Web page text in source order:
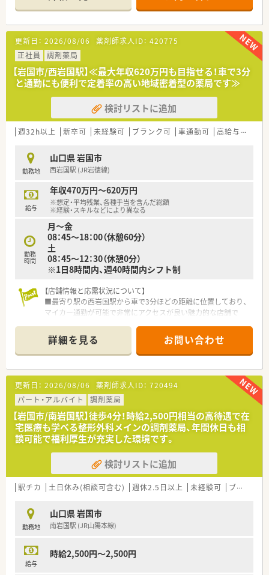
に深く貢献できる環境です。
【法人特徴について】
■岩国市内に2店舗を展開し、地域のかかりつけ薬局として住民
の健康を支えています。
■24時間の電話対応や麻薬処方の応需など、地域の医療ニーズ
に幅広く応える体制を整えています。
■門前だけでなく広域処方にも対応できるよう、豊富な品目数の
医薬品を取り揃えています。
更新日： 2026/08/06 薬剤師求人ID： 420775
正社員
調剤薬局
【岩国市/西岩国駅】≪最大年収620万円も目指せる！車で3分
と通勤にも便利で定着率の高い地域密着型の薬局です≫
検討リストに追加
週32h以上 新卒可 未経験可 ブランク可 車通勤可 高給与(600万円以上)
勤務地
山口県 岩国市
西岩国駅 (JR岩徳線)
給与
年収470万円～620万円
※想定・平均残業、各種手当を含んだ総額
※経験・スキルなどにより異なる
勤務
時間
月～金
08：45～18：00（休憩60分）
土
08：45～12：30（休憩0分）
※1日8時間内、週40時間内シフト制
【店舗情報と応需状況について】
■最寄り駅の西岩国駅から車で3分ほどの距離に位置しており、
マイカー通勤が可能で非常にアクセスが良い魅力的な店舗で
■近隣の病院から内科や外科、整形外科の処方箋をメインに応需
しており、地域に根付いた昔ながらの親しみやすい薬局となりま
す。
■1日の処方箋枚数は約50枚から60枚程度となっており、落ち着
いた環境で一人ひとりの患者様とじっくり向き合うことができ
ます。
【募集背景と求める人物像について】
■今回は店舗の体制をさらに強化し、地域の患者様に充実したサ
ービスを提供するための前向きな増員募集となっております。
■従業員のライフスタイルを大切にする社風に共感し、周囲のス
タッフと協力しながら長期的に勤務できる方を積極的にていま
■新卒の方や未経験の方、ブランクがある方でも受け入れてお
り、前向きに業務へ取り組む意欲的なお人柄の方を大いに歓迎し
想定される業務内容】
■近隣の医療機関から持ち込まれる内科や外科、整形外科の処方
きます。
■地域にお住まいの患者様に対して、お薬の正しい飲み方や注意
詳細を見る お問い合わせ
更新日： 2026/08/06 薬剤師求人ID： 720494
パート・アルバイト
調剤薬局
【岩国市/南岩国駅】徒歩4分！時給2,500円相当の高待遇で在
宅医療も学べる整形外科メインの調剤薬局、年間休日も相
談可能で福利厚生が充実した環境です。
検討リストに追加
駅チカ 土日休み(相談可含む) 週休2.5日以上 未経験可 ブランク可
勤務地
山口県 岩国市
南岩国駅 (JR山陽本線)
給与
時給2,500円～2,500円